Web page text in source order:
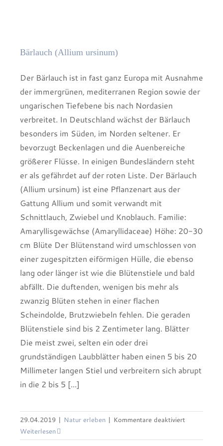
Bärlauch (Allium ursinum)
Der Bärlauch ist in fast ganz Europa mit Ausnahme
der immergrünen, mediterranen Region sowie der
ungarischen Tiefebene bis nach Nordasien
verbreitet. In Deutschland wächst der Bärlauch
besonders im Süden, im Norden seltener. Er
bevorzugt Beckenlagen und die Auenbereiche
größerer Flüsse. In einigen Bundesländern steht
er als gefährdet auf der roten Liste. Der Bärlauch
(Allium ursinum) ist eine Pflanzenart aus der
Gattung Allium und somit verwandt mit
Schnittlauch, Zwiebel und Knoblauch. Familie:
Amaryllisgewächse (Amaryllidaceae) Höhe: 20-30
cm Blüte Der Blütenstand wird umschlossen von
einer zugespitzten eiförmigen Hülle, die ebenso
lang oder länger ist wie die Blütenstiele und bald
abfällt. Die duftenden, wenigen bis mehr als
zwanzig Blüten stehen in einer flachen
Scheindolde, Brutzwiebeln fehlen. Die geraden
Blütenstiele sind bis 2 Zentimeter lang. Blätter
Die meist zwei, selten ein oder drei
grundständigen Laubblätter haben einen 5 bis 20
Millimeter langen Stiel und verbreitern sich abrupt
in die 2 bis 5 [...]
29.04.2019 | Natur erleben | Kommentare deaktiviert
(Allium
Weiterlesen